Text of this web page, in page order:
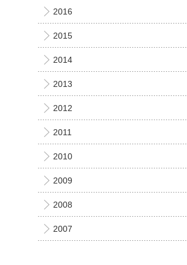
2016
2015
2014
2013
2012
2011
2010
2009
2008
2007